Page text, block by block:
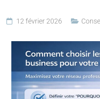
12 février 2026